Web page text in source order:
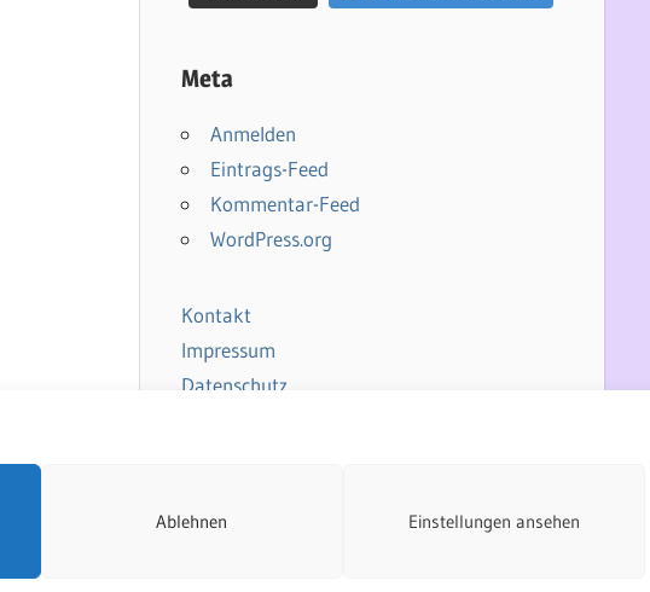
Ablehnen Einstellungen ansehen
Meta
Anmelden
Eintrags-Feed
Kommentar-Feed
WordPress.org
Kontakt
Impressum
Datenschutz